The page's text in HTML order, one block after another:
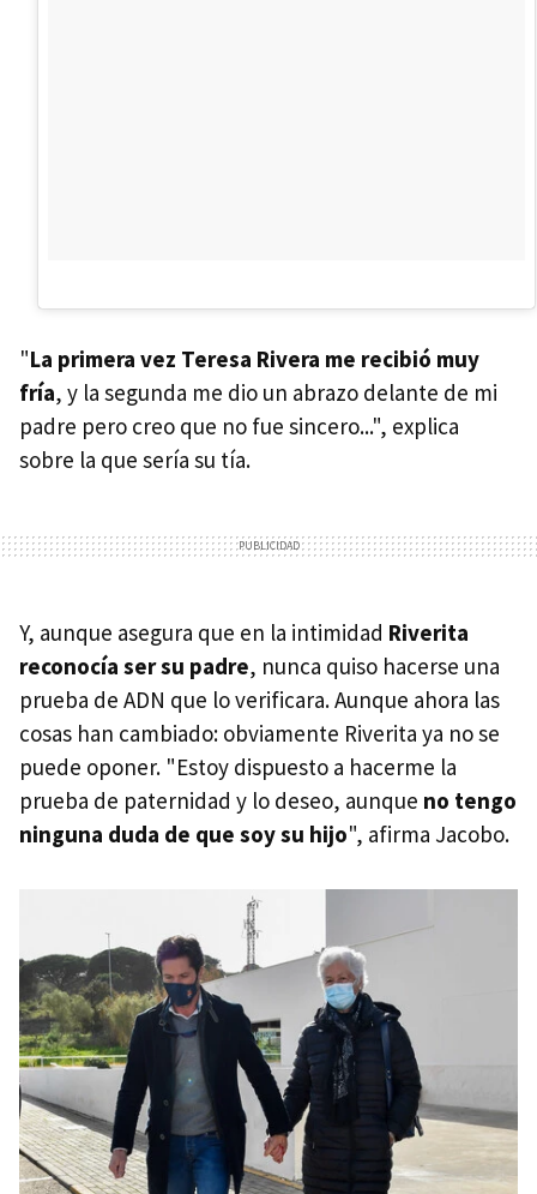
"La primera vez Teresa Rivera me recibió muy
fría, y la segunda me dio un abrazo delante de mi
padre pero creo que no fue sincero...", explica
sobre la que sería su tía.
Y, aunque asegura que en la intimidad Riverita
reconocía ser su padre, nunca quiso hacerse una
prueba de ADN que lo verificara. Aunque ahora las
cosas han cambiado: obviamente Riverita ya no se
puede oponer. "Estoy dispuesto a hacerme la
prueba de paternidad y lo deseo, aunque no tengo
ninguna duda de que soy su hijo", afirma Jacobo.